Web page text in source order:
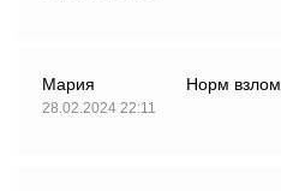
Мария
28.02.2024 22:11
Норм взлом